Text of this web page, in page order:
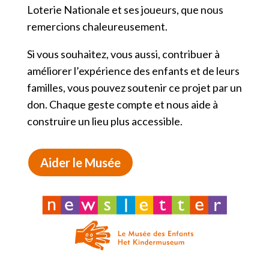
Loterie Nationale et ses joueurs, que nous
remercions chaleureusement.
Si vous souhaitez, vous aussi, contribuer à
améliorer l’expérience des enfants et de leurs
familles, vous pouvez soutenir ce projet par un
don. Chaque geste compte et nous aide à
construire un lieu plus accessible.
Aider le Musée